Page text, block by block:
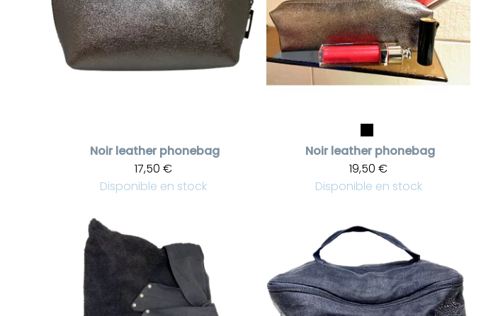
Noir leather phonebag
17,50 €
Disponible en stock
Noir leather phonebag
19,50 €
Disponible en stock